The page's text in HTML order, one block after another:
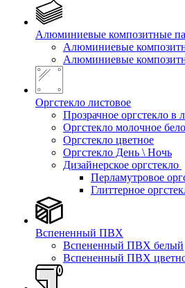
Алюминиевые композитные
Алюминиевые
Алюминиевые
Оргстекло листовое
Прозрачное оргстекло в
Оргстекло молочное
Оргстекло цветное
Оргстекло День \ Ночь
Дизайнерское оргстекло
Перламутровое
Глиттерное
Вспененный ПВХ
Вспененный ПВХ белый
Вспененный ПВХ